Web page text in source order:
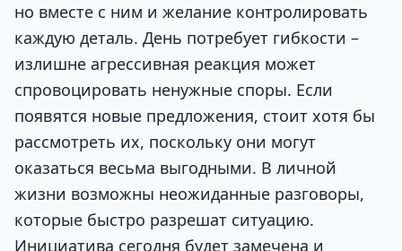
но вместе с ним и желание контролировать
каждую деталь. День потребует гибкости –
излишне агрессивная реакция может
спровоцировать ненужные споры. Если
появятся новые предложения, стоит хотя бы
рассмотреть их, поскольку они могут
оказаться весьма выгодными. В личной
жизни возможны неожиданные разговоры,
которые быстро разрешат ситуацию.
Инициатива сегодня будет замечена и